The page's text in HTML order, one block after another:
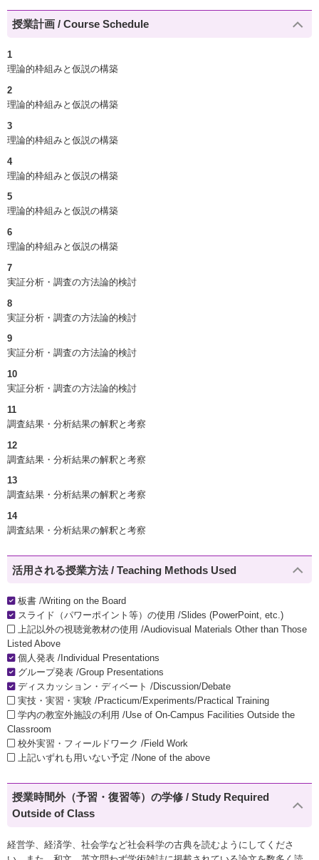
授業計画 / Course Schedule
1
理論的枠組みと仮説の構築
2
理論的枠組みと仮説の構築
3
理論的枠組みと仮説の構築
4
理論的枠組みと仮説の構築
5
理論的枠組みと仮説の構築
6
理論的枠組みと仮説の構築
7
実証分析・調査の方法論的検討
8
実証分析・調査の方法論的検討
9
実証分析・調査の方法論的検討
10
実証分析・調査の方法論的検討
11
調査結果・分析結果の解釈と考察
12
調査結果・分析結果の解釈と考察
13
調査結果・分析結果の解釈と考察
14
調査結果・分析結果の解釈と考察
活用される授業方法 / Teaching Methods Used
板書 /Writing on the Board
スライド（パワーポイント等）の使用 /Slides (PowerPoint, etc.)
上記以外の視聴覚教材の使用 /Audiovisual Materials Other than Those
Listed Above
個人発表 /Individual Presentations
グループ発表 /Group Presentations
ディスカッション・ディベート /Discussion/Debate
実技・実習・実験 /Practicum/Experiments/Practical Training
学内の教室外施設の利用 /Use of On-Campus Facilities Outside the
Classroom
校外実習・フィールドワーク /Field Work
上記いずれも用いない予定 /None of the above
授業時間外（予習・復習等）の学修 / Study Required
Outside of Class
経営学、経済学、社会学など社会科学の古典を読むようにしてくださ